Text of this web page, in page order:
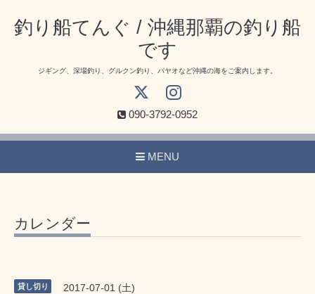
釣り船てんぐ / 沖縄那覇の釣り船
です
ジギング、深場釣り、グルクン釣り、パヤオなど沖縄の海をご案内します。
090-3792-0952
MENU
カレンダー
貸し切り 2017-07-01 (土)